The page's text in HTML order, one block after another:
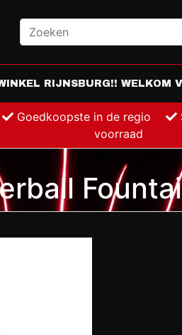
RIJNSBURG!! WELKOM
Goedkoopste in de regio
voorraad